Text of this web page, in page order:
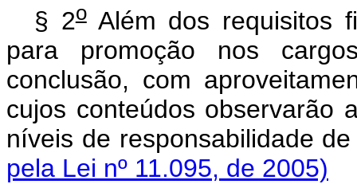
§ 2oAlém dos requisitos
para promoção nos
conclusão, com
cujos conteúdos observarão
níveis de
pela Lei nº 11.095, de 2005)